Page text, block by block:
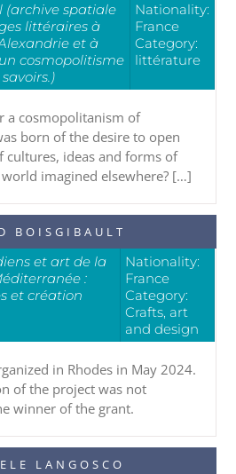
(archive spatiale
littéraires à
et à
cosmopolitisme
Nationality:
France
Category:
littérature
a cosmopolitanism of
born of the desire to open
cultures, ideas and forms of
imagined elsewhere? […]
BOISGIBAULT
et art de la
:
et création
Nationality:
France
Category:
Crafts, art
and design
in Rhodes in May 2024.
of the project was not
winner of the grant.
LANGOSCO